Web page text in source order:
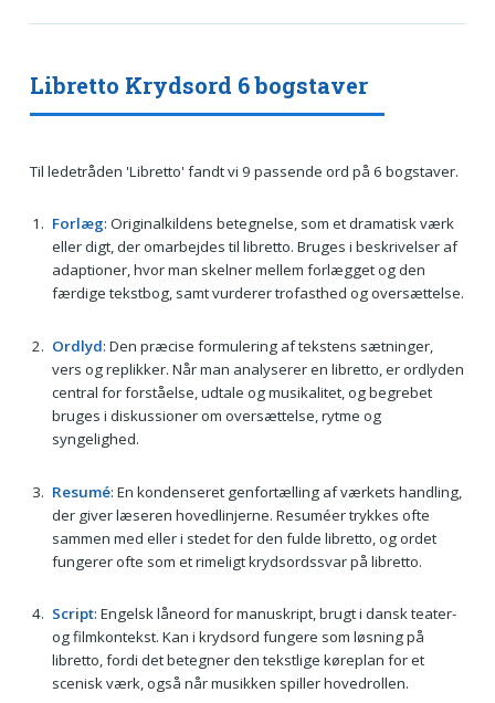
Libretto Krydsord 6 bogstaver
Til ledetråden 'Libretto' fandt vi 9 passende ord på 6 bogstaver.
Forlæg: Originalkildens betegnelse, som et dramatisk værk
eller digt, der omarbejdes til libretto. Bruges i beskrivelser af
adaptioner, hvor man skelner mellem forlægget og den
færdige tekstbog, samt vurderer trofasthed og oversættelse.
Ordlyd: Den præcise formulering af tekstens sætninger,
vers og replikker. Når man analyserer en libretto, er ordlyden
central for forståelse, udtale og musikalitet, og begrebet
bruges i diskussioner om oversættelse, rytme og
syngelighed.
Resumé: En kondenseret genfortælling af værkets handling,
der giver læseren hovedlinjerne. Resuméer trykkes ofte
sammen med eller i stedet for den fulde libretto, og ordet
fungerer ofte som et rimeligt krydsordssvar på libretto.
Script: Engelsk låneord for manuskript, brugt i dansk teater-
og filmkontekst. Kan i krydsord fungere som løsning på
libretto, fordi det betegner den tekstlige køreplan for et
scenisk værk, også når musikken spiller hovedrollen.